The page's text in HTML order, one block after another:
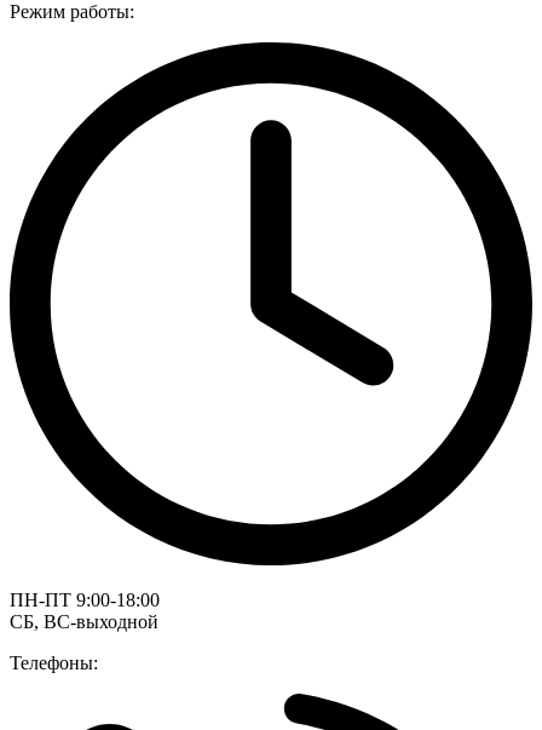
Режим работы:
ПН-ПТ 9:00-18:00
СБ, ВС-выходной
Телефоны: